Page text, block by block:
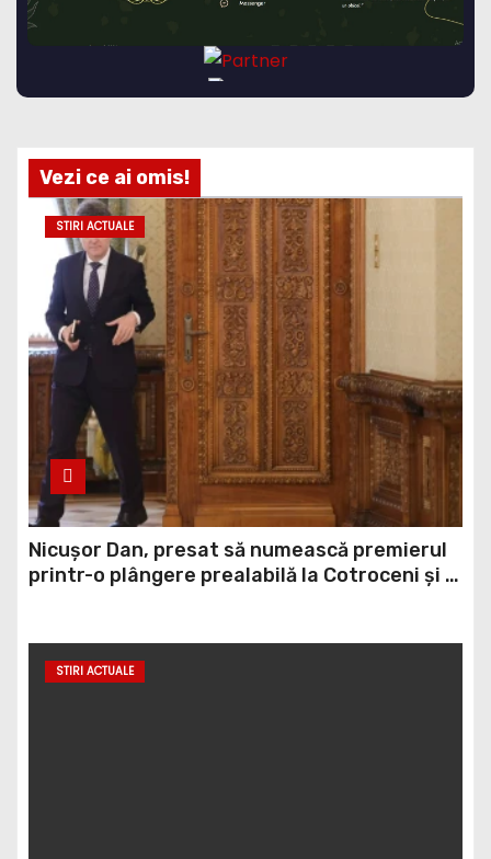
Vezi ce ai omis!
STIRI ACTUALE
Nicușor Dan, presat să numească premierul
printr-o plângere prealabilă la Cotroceni și o
STIRI ACTUALE